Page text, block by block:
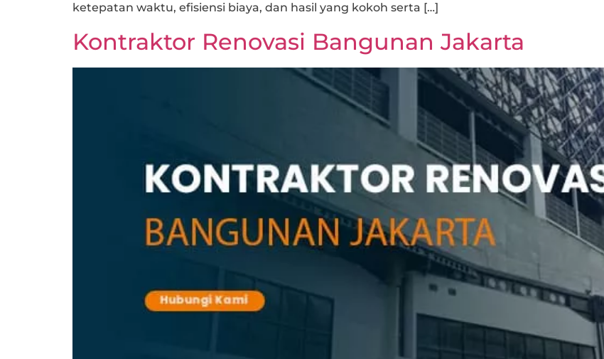
ketepatan waktu, efisiensi biaya, dan hasil yang kokoh serta […]
Kontraktor Renovasi Bangunan Jakarta